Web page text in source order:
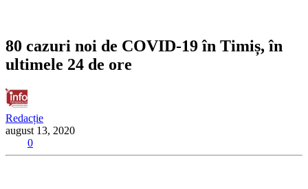
80 cazuri noi de COVID-19 în Timiș, în
ultimele 24 de ore
Redacție
august 13, 2020
0